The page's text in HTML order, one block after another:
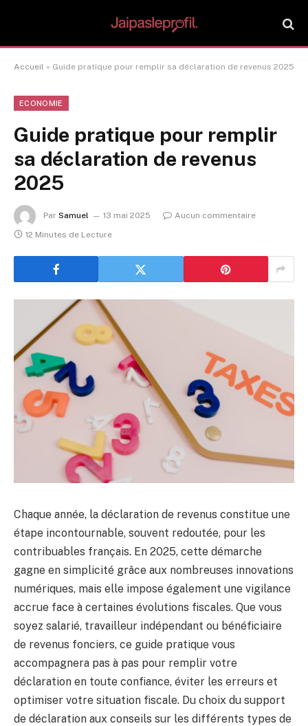
Accueil » Guide pratique pour remplir sa déclaration de revenus 2025
ECONOMIE
Guide pratique pour remplir
sa déclaration de revenus
2025
Par Samuel 13 mai 2025
Aucun commentaire
12 Minutes de Lecture
Chaque année, la déclaration de revenus constitue une
étape incontournable, souvent redoutée, pour les
contribuables français. En 2025, cette démarche
gagne en simplicité grâce aux nombreuses innovations
numériques, mais elle impose également une vigilance
accrue face à certaines évolutions fiscales. Que vous
soyez salarié, travailleur indépendant ou bénéficiaire
de revenus fonciers, ce guide pratique vous
accompagnera pas à pas pour remplir votre
déclaration en toute confiance, éviter les erreurs et
optimiser votre situation fiscale. Du choix du support
de déclaration aux conseils sur les différents types de